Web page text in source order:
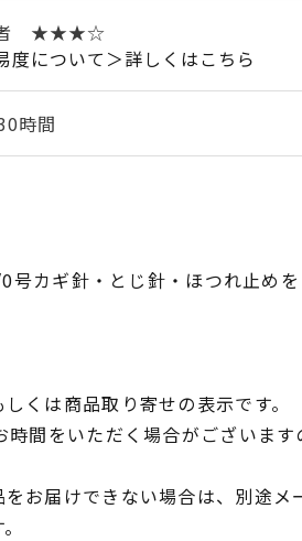
者 ★★★☆
度について＞詳しくはこちら
時間
カギ針・とじ針・ほつれ止めを
くは商品取り寄せの表示です。
間をいただく場合がございます
お届けできない場合は、別途メ